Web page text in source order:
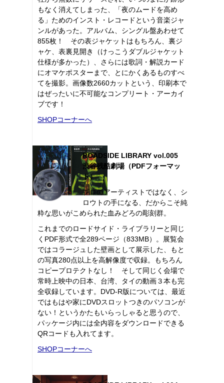
もなく消えてしまった、「夜のムードを高め
る」ためのインスト・レコードという音楽ジャ
ンルがあった。アルバム、シングル盤あわせて
855枚！ その表ジャケットはもちろん、裏ジ
ャケ、表裏見開き（けっこうダブルジャケット
仕様が多かった）、さらには歌詞・解説カード
にオマケポスターまで、とにかくあるものすべ
てを撮影。画像数2660カットという、印刷本で
はぜったいに不可能なコンプリート・アーカイ
ブです！
SHOPコーナーへ
ROADSIDE LIBRARY vol.005
渋谷残酷劇場（PDFフォーマッ
ト）
プロのアーティストではなく、シ
ロウトの手になる、だからこそ純
粋な思いがこめられた血みどろの彫刻群。
これまでのロードサイド・ライブラリーと同じ
くPDF形式で全289ページ（833MB）。展覧会
ではコラージュした壁画として展示した、もと
の写真280点以上を高解像度で収録。もちろん
コピープロテクトなし！ そして同じく会場で
常時上映中の日本、台湾、タイの動画３本も完
全収録しています。DVD-R版については、最近
ではもはや家にDVDスロットつきのパソコンが
ない！というかたもいらっしゃると思うので、
パッケージ内には全内容をダウンロードできる
QRコードも入れてます。
SHOPコーナーへ